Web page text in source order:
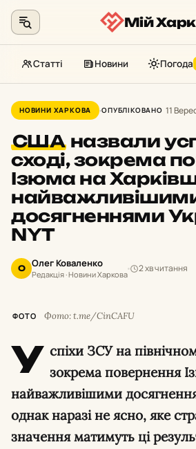
до
контенту
Мій
Статті Новини Погода
НОВИНИ ХАРКОВА ОПУБЛІКОВАНО 11
США назвали
сході, зокрема
Ізюма на
досягненнями
NYT
О Олег Коваленко
Редакція · Новини Харкова
2 хв читання
ФОТО Фото: t.me/CinCAFU
У спіхи ЗСУ на
зокрема повернення
найважливішими
однак наразі не ясно, яке
значення матимуть ці